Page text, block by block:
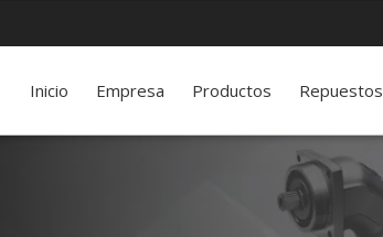
Inicio Empresa Productos Repuestos